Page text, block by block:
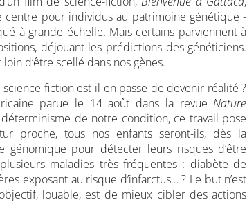
centre pour individus au patrimoine génétique
à grande échelle. Mais certains parviennent à
déjouant les prédictions des généticiens.
d’être scellé dans nos gènes.
fiction est-il en passe de devenir réalité ?
parue le 14 août dans la revueNature
de notre condition, ce travail pose
proche, tous nos enfants ­seront-ils, dès la
génomique pour détecter leurs risques d’être
maladies très fréquentes : diabète de
exposant au risque d’infarctus… ? Le but n’est
louable, est de mieux cibler des actions